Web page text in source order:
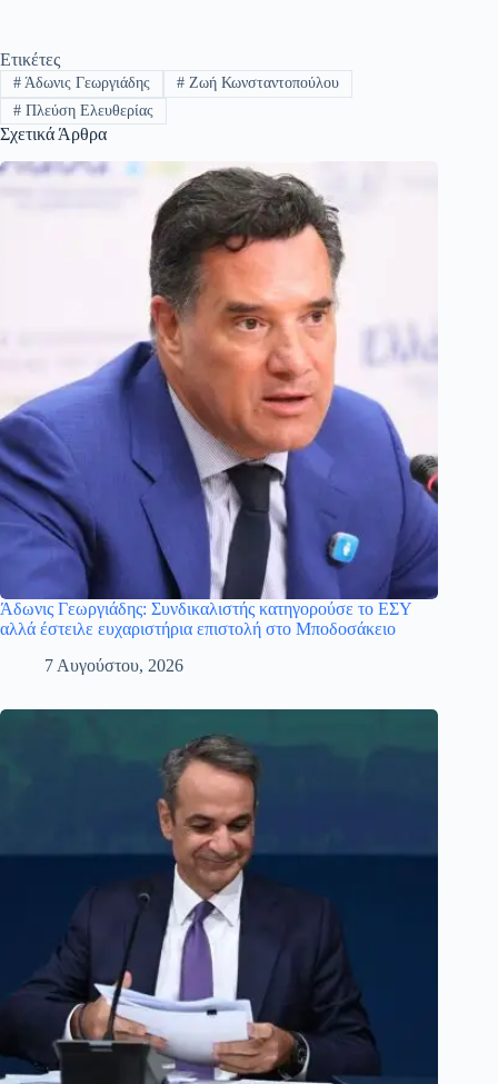
Ετικέτες
#Άδωνις Γεωργιάδης #Ζωή Κωνσταντοπούλου
#Πλεύση Ελευθερίας
Σχετικά Άρθρα
Άδωνις Γεωργιάδης: Συνδικαλιστής κατηγορούσε το ΕΣΥ
αλλά έστειλε ευχαριστήρια επιστολή στο Μποδοσάκειο
7 Αυγούστου, 2026